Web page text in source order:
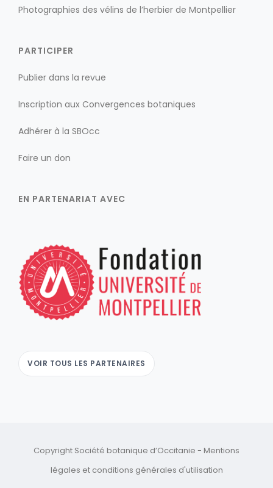
Photographies des vélins de l’herbier de Montpellier
PARTICIPER
Publier dans la revue
Inscription aux Convergences botaniques
Adhérer à la SBOcc
Faire un don
EN PARTENARIAT AVEC
VOIR TOUS LES PARTENAIRES
Copyright Société botanique d’Occitanie - Mentions
légales et conditions générales d'utilisation